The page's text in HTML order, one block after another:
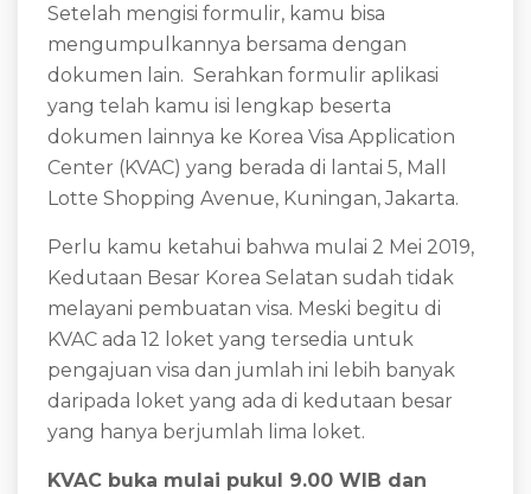
Setelah mengisi formulir, kamu bisa
mengumpulkannya bersama dengan
dokumen lain. Serahkan formulir aplikasi
yang telah kamu isi lengkap beserta
dokumen lainnya ke Korea Visa Application
Center (KVAC) yang berada di lantai 5, Mall
Lotte Shopping Avenue, Kuningan, Jakarta.
Perlu kamu ketahui bahwa mulai 2 Mei 2019,
Kedutaan Besar Korea Selatan sudah tidak
melayani pembuatan visa. Meski begitu di
KVAC ada 12 loket yang tersedia untuk
pengajuan visa dan jumlah ini lebih banyak
daripada loket yang ada di kedutaan besar
yang hanya berjumlah lima loket.
KVAC buka mulai pukul 9.00 WIB dan